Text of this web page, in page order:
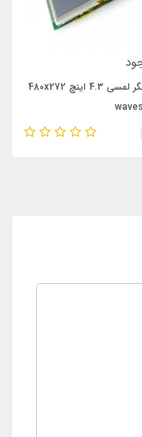
نمایشگر لمسی 4.3 اینچ 480x272